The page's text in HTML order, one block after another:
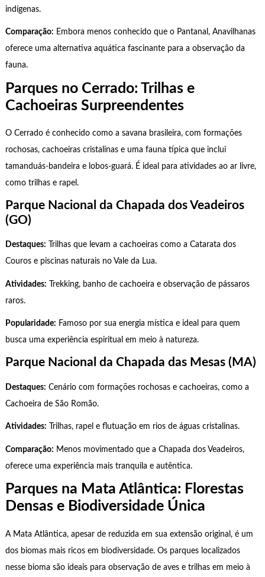
indígenas.
Comparação: Embora menos conhecido que o Pantanal, Anavilhanas
oferece uma alternativa aquática fascinante para a observação da
fauna.
Parques no Cerrado: Trilhas e
Cachoeiras Surpreendentes
O Cerrado é conhecido como a savana brasileira, com formações
rochosas, cachoeiras cristalinas e uma fauna típica que inclui
tamanduás-bandeira e lobos-guará. É ideal para atividades ao ar livre,
como trilhas e rapel.
Parque Nacional da Chapada dos Veadeiros
(GO)
Destaques: Trilhas que levam a cachoeiras como a Catarata dos
Couros e piscinas naturais no Vale da Lua.
Atividades: Trekking, banho de cachoeira e observação de pássaros
raros.
Popularidade: Famoso por sua energia mística e ideal para quem
busca uma experiência espiritual em meio à natureza.
Parque Nacional da Chapada das Mesas (MA)
Destaques: Cenário com formações rochosas e cachoeiras, como a
Cachoeira de São Romão.
Atividades: Trilhas, rapel e flutuação em rios de águas cristalinas.
Comparação: Menos movimentado que a Chapada dos Veadeiros,
oferece uma experiência mais tranquila e autêntica.
Parques na Mata Atlântica: Florestas
Densas e Biodiversidade Única
A Mata Atlântica, apesar de reduzida em sua extensão original, é um
dos biomas mais ricos em biodiversidade. Os parques localizados
nesse bioma são ideais para observação de aves e trilhas em meio à